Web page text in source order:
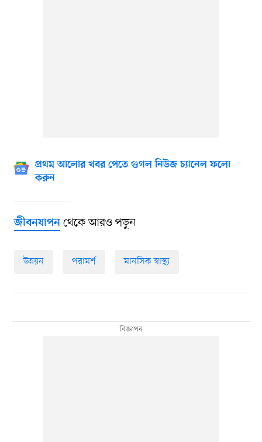
প্রথম আলোর খবর পেতে গুগল নিউজ চ্যানেল ফলো
করুন
জীবনযাপনথেকে আরও পড়ুন
উন্নয়ন পরামর্শ মানসিক স্বাস্থ্য